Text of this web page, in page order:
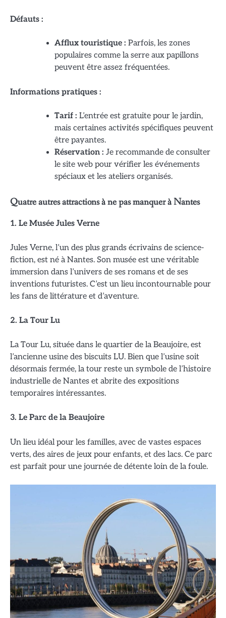
Défauts :
Afflux touristique : Parfois, les zones
populaires comme la serre aux papillons
peuvent être assez fréquentées.
Informations pratiques :
Tarif : L’entrée est gratuite pour le jardin,
mais certaines activités spécifiques peuvent
être payantes.
Réservation : Je recommande de consulter
le site web pour vérifier les événements
spéciaux et les ateliers organisés.
Quatre autres attractions à ne pas manquer à Nantes
1. Le Musée Jules Verne
Jules Verne, l’un des plus grands écrivains de science-
fiction, est né à Nantes. Son musée est une véritable
immersion dans l’univers de ses romans et de ses
inventions futuristes. C’est un lieu incontournable pour
les fans de littérature et d’aventure.
2. La Tour Lu
La Tour Lu, située dans le quartier de la Beaujoire, est
l’ancienne usine des biscuits LU. Bien que l’usine soit
désormais fermée, la tour reste un symbole de l’histoire
industrielle de Nantes et abrite des expositions
temporaires intéressantes.
3. Le Parc de la Beaujoire
Un lieu idéal pour les familles, avec de vastes espaces
verts, des aires de jeux pour enfants, et des lacs. Ce parc
est parfait pour une journée de détente loin de la foule.